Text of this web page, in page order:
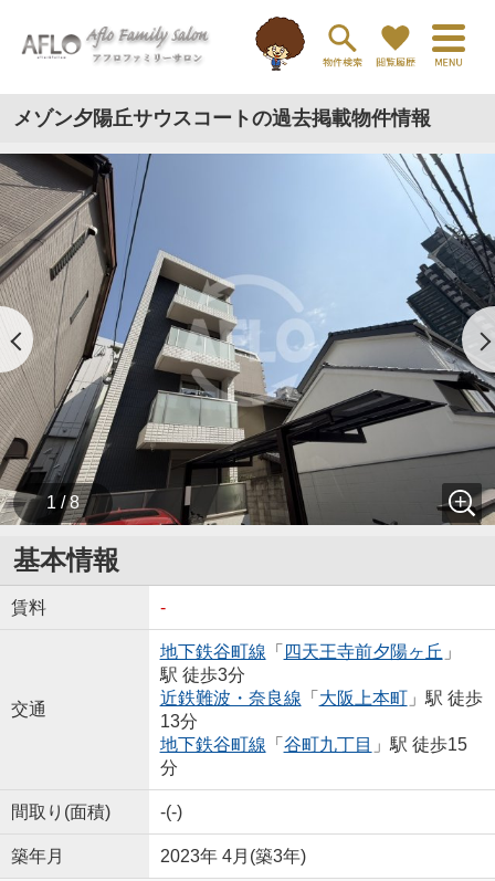
メゾン夕陽丘サウスコートの過去掲載物件情報
1 / 8
基本情報
賃料 -
交通
地下鉄谷町線 「 四天王寺前夕陽ヶ丘 」
駅 徒歩3分
近鉄難波・奈良線 「 大阪上本町」駅 徒歩
13分
地下鉄谷町線 「 谷町九丁目 」駅 徒歩15
分
間取り(面積) -(-)
築年月 2023年 4月(築3年)